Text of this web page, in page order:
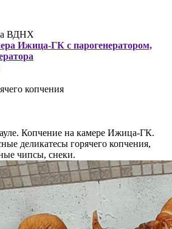
ВДНХ
Ижица-ГК с парогенератором,
копчения
Копчение на камере Ижица-ГК.
деликатесы горячего копчения,
чипсы, снеки.